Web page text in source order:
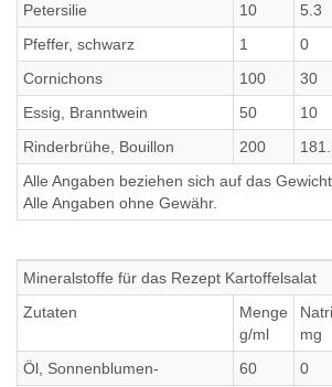
Petersilie
10 5.3
Pfeffer, schwarz
1 0
Cornichons
100 30
Essig, Branntwein
50 10
Rinderbrühe, Bouillon
200
Alle Angaben beziehen sich auf das
Alle Angaben ohne Gewähr.
Mineralstoffe für das Rezept Kartoffelsalat
Zutaten
Menge
g/ml
mg
Öl, Sonnenblumen-
60 0